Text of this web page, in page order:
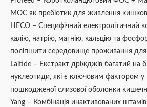
МОС як пребіотик для живлення
HECO – Специфічний електролітичний
калію, натрію, магнію, кальцію та
поліпшити середовище проживання для
Laltide – Екстракт дріжджів багатий на
нуклеотиди, які є ключовим фактором у
пошкодженої слизової оболонки
Yang – Комбінація инактивованих